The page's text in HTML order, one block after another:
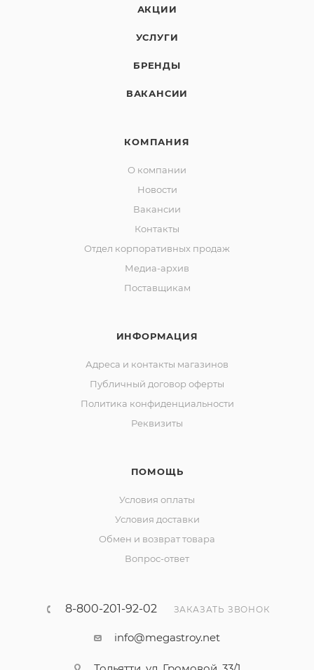
АКЦИИ
УСЛУГИ
БРЕНДЫ
ВАКАНСИИ
КОМПАНИЯ
О компании
Новости
Вакансии
Контакты
Отдел корпоративных продаж
Медиа-архив
Поставщикам
ИНФОРМАЦИЯ
Адреса и контакты магазинов
Публичный договор оферты
Политика конфиденциальности
Реквизиты
ПОМОЩЬ
Условия оплаты
Условия доставки
Обмен и возврат товара
Вопрос-ответ
8-800-201-92-02 ЗАКАЗАТЬ ЗВОНОК
info@megastroy.net